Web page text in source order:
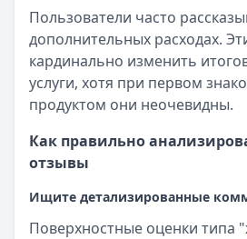
Пользователи часто
дополнительных расходах.
кардинально изменить
услуги, хотя при первом
продуктом они неочевидны.
Как правильно
отзывы
Ищите детализированные
Поверхностные оценки типа